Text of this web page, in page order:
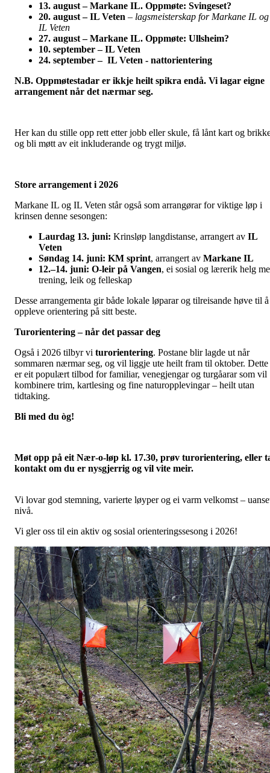
13. august – Markane IL. Oppmøte: Svingeset?
20. august – IL Veten – lagsmeisterskap for Markane IL og
IL Veten
27. august – Markane IL. Oppmøte: Ullsheim?
10. september – IL Veten
24. september – IL Veten - nattorientering
N.B. Oppmøtestadar er ikkje heilt spikra endå. Vi lagar eigne
arrangement når det nærmar seg.
Her kan du stille opp rett etter jobb eller skule, få lånt kart og
og bli møtt av eit inkluderande og trygt miljø.
Store arrangement i 2026
Markane IL og IL Veten står også som arrangørar for viktige løp i
krinsen denne sesongen:
Laurdag 13. juni: Krinsløp langdistanse, arrangert av IL
Veten
Søndag 14. juni: KM sprint, arrangert av Markane IL
12.–14. juni: O‑leir på Vangen, ei sosial og lærerik helg
trening, leik og felleskap
Desse arrangementa gir både lokale løparar og tilreisande høve til å
oppleve orientering på sitt beste.
Turorientering – når det passar deg
Også i 2026 tilbyr vi turorientering. Postane blir lagde ut når
sommaren nærmar seg, og vil liggje ute heilt fram til oktober. Dette
er eit populært tilbod for familiar, venegjengar og turgåarar som vil
kombinere trim, kartlesing og fine naturopplevingar – heilt utan
tidtaking.
Bli med du òg!
Møt opp på eit Nær‑o‑løp kl. 17.30, prøv turorientering, eller
kontakt om du er nysgjerrig og vil vite meir.
Vi lovar god stemning, varierte løyper og ei varm velkomst –
nivå.
Vi gler oss til ein aktiv og sosial orienteringssesong i 2026!